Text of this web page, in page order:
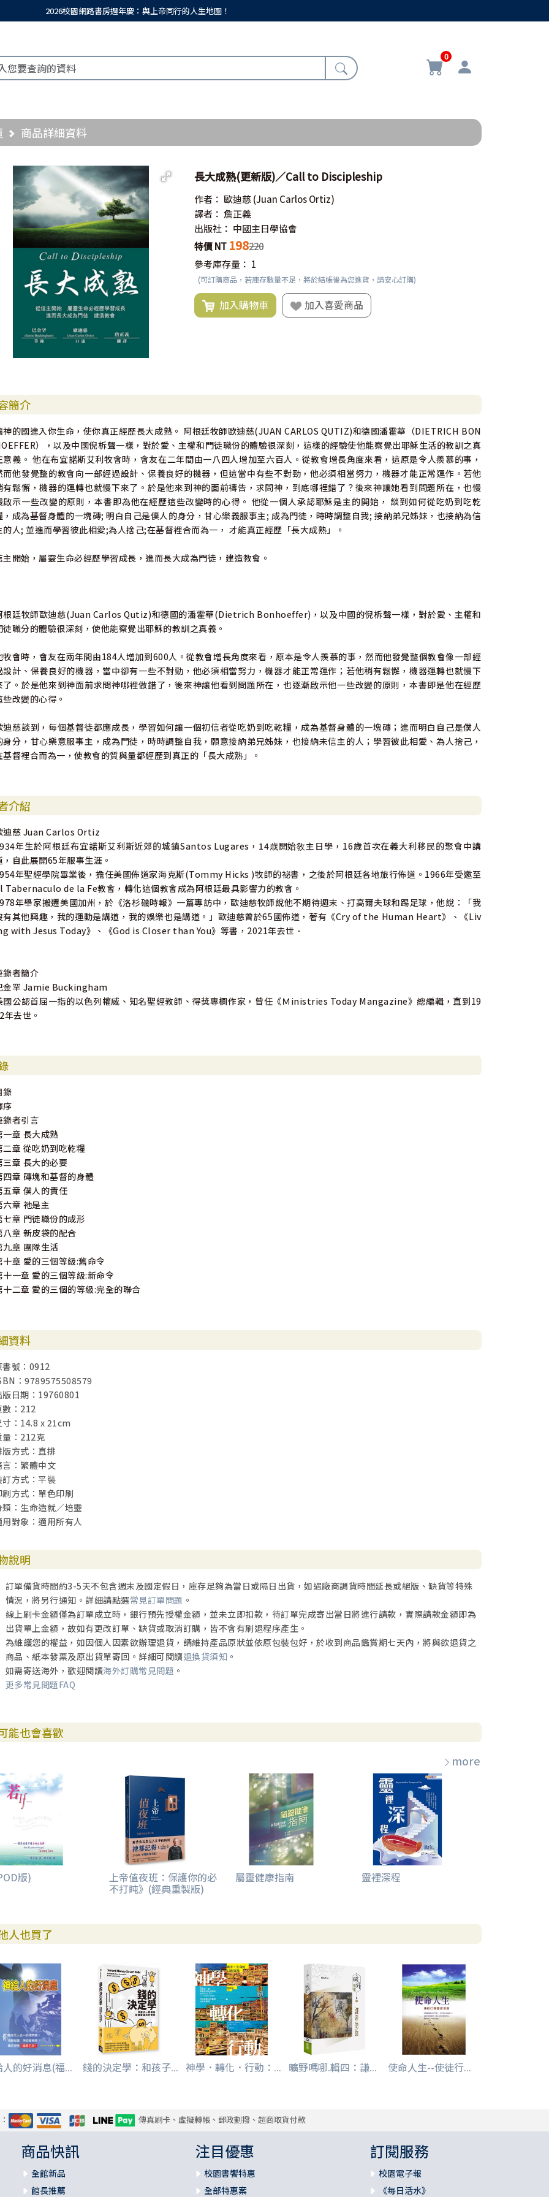
2026校園網路書房週年慶：與上帝同行的人生地圖！
0
商品詳細資料
長大成熟(更新版)／Call to Discipleship
作者： 歐迪慈(Juan Carlos Ortiz)
譯者： 詹正義
出版社： 中國主日學協會
特價 NT 198220
參考庫存量： 1
(可訂購商品，若庫存數量不足，將於結帳後為您進貨，請安心訂購)
加入購物車 加入喜愛商品
簡介
神的國進入你生命，使你真正經歷長大成熟。 阿根廷牧師歐迪慈(JUAN CARLOS QUTIZ)和德國潘霍華（DIETRICH BON
），以及中國倪柝聲一樣，對於愛、主權和門徒職份的體驗很深刻，這樣的經驗使他能察覺出耶穌生活的教訓之真
意義。 他在布宜諾斯艾利牧會時，會友在二年間由一八四人增加至六百人。從教會增長角度來看，這原是令人羨慕的事，
而他發覺整的教會向一部經過設計、保養良好的機器，但這當中有些不對勁，他必須相當努力，機器才能正常運作。若他
有鬆懈，機器的運轉也就慢下來了。於是他來到神的面前禱告，求問神，到底哪裡錯了？後來神讓她看到問題所在，也慢
啟示一些改變的原則，本書即為他在經歷這些改變時的心得。 他從一個人承認耶穌是主的開始， 談到如何從吃奶到吃乾
，成為基督身體的一塊磚; 明白自己是僕人的身分，甘心樂義服事主; 成為門徒，時時調整自我; 接納弟兄姊妹，也接納為信
的人; 並進而學習彼此相愛;為人捨己;在基督裡合而為一， 才能真正經歷「長大成熟」。
主開始，屬靈生命必經歷學習成長，進而長大成為門徒，建造教會。
根廷牧師歐迪慈(Juan Carlos Qutiz)和德國的潘霍華(Dietrich Bonhoeffer)，以及中國的倪柝聲一樣，對於愛、主權和
徒職分的體驗很深刻，使他能察覺出耶穌的教訓之真義。
牧會時，會友在兩年間由184人增加到600人。從教會增長角度來看，原本是令人羨慕的事，然而他發覺整個教會像一部經
設計、保養良好的機器，當中卻有一些不對勁，他必須相當努力，機器才能正常運作；若他稍有鬆懈，機器運轉也就慢下
了。於是他來到神面前求問神哪裡做錯了，後來神讓他看到問題所在，也逐漸啟示他一些改變的原則，本書即是他在經歷
些改變的心得。
迪慈談到，每個基督徒都應成長，學習如何讓一個初信者從吃奶到吃乾糧，成為基督身體的一塊磚；進而明白自己是僕人
身分，甘心樂意服事主，成為門徒，時時調整自我，願意接納弟兄姊妹，也接納未信主的人；學習彼此相愛、為人捨己，
基督裡合而為一，使教會的質與量都經歷到真正的「長大成熟」。
介紹
迪慈 Juan Carlos Ortiz
年生於阿根廷布宜諾斯艾利斯近郊的城鎮Santos Lugares，14歳開始敎主日學，16歲首次在義大利移民的聚會中講
，自此展開65年服事生涯。
年聖經學院畢業後，擔任美國佈道家海克斯(Tommy Hicks )牧師的祕書，之後於阿根廷各地旅行佈道。1966年受邀至
Tabernaculo de la Fe教會，轉化這個教會成為阿根廷最具影響力的教會。
年舉家搬遷美國加州，於《洛杉磯時報》一篇專訪中，歐迪慈牧師說他不期待週末、打高爾夫球和踢足球，他說：「我
有其他興趣，我的運動是講道，我的娛樂也是講道。」歐迪慈曾於65國佈道，著有《Cry of the Human Heart》、《Liv
with Jesus Today》、《God is Closer than You》等書，2021年去世．
錄者簡介
金罕 Jamie Buckingham
國公認首屈一指的以色列權威、知名聖經教師、得獎專欄作家，曾任《Ｍinistries Today Mangazine》總編輯，直到19
年去世。
錄
序
錄者引言
一章 長大成熟
二章 從吃奶到吃乾糧
三章 長大的必要
四章 磚塊和基督的身體
五章 僕人的責任
六章 祂是主
七章 門徒職份的成形
八章 新皮袋的配合
九章 團隊生活
十章 愛的三個等級:舊命令
十一章 愛的三個等級:新命令
十二章 愛的三個的等級:完全的聯合
資料
書號：0912
：9789575508579
版日期：19760801
數：212
寸：14.8 x 21cm
量：212克
版方式：直排
言：繁體中文
訂方式：平裝
刷方式：單色印刷
類：生命造就／培靈
用對象：適用所有人
說明
訂單備貨時間約3-5天不包含週末及國定假日，庫存足夠為當日或隔日出貨，如遇廠商調貨時間延長或絕版、缺貨等特殊
情況，將另行通知。詳細請點選常見訂單問題 。
線上刷卡金額僅為訂單成立時，銀行預先授權金額，並未立即扣款，待訂單完成寄出當日將進行請款，實際請款金額即為
出貨單上金額，故如有更改訂單、缺貨或取消訂購，皆不會有刷退程序產生。
為維護您的權益，如因個人因素欲辦理退貨，請維持產品原狀並依原包裝包好，於收到商品鑑賞期七天內，將與欲退貨之
商品、紙本發票及原出貨單寄回。詳細可閱讀退換貨須知 。
如需寄送海外，歡迎閱讀海外訂購常見問題 。
更多常見問題FAQ
能也會喜歡
more
版) 上帝值夜班：保護你的必
不打盹》(經典重製版)
屬靈健康指南 靈裡深程
人也買了
的好消息(福... 錢的決定學：和孩子... 神學．轉化．行動：... 曠野嗎哪.輯四：謙... 使命人生--使徒行...
傳真刷卡、虛擬轉帳、郵政劃撥、超商取貨付款
商品快訊
全館新品
館長推薦
注目優惠
校園書饗特惠
全部特惠案
訂閱服務
校園電子報
《每日活水》